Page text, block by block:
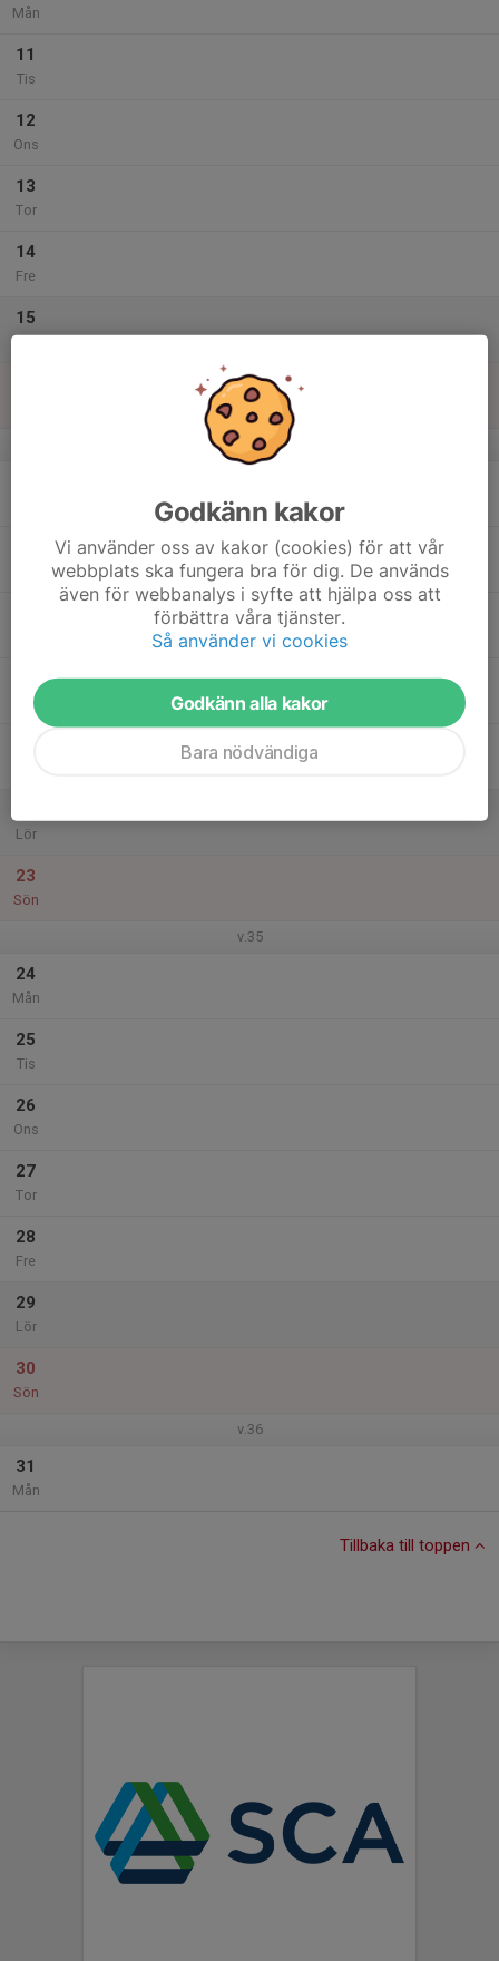
Mån
11
Tis
12
Ons
13
Tor
14
Fre
15
v.34
Tor
Lör
23
Sön
v.35
24
Mån
25
Tis
26
Ons
27
Tor
28
Fre
29
Lör
30
Sön
v.36
31
Mån
Tillbaka till toppen
Godkänn kakor
Vi använder oss av kakor (cookies) för att vår
webbplats ska fungera bra för dig. De används
även för webbanalys i syfte att hjälpa oss att
förbättra våra tjänster.
Så använder vi cookies
Godkänn alla kakor
Bara nödvändiga